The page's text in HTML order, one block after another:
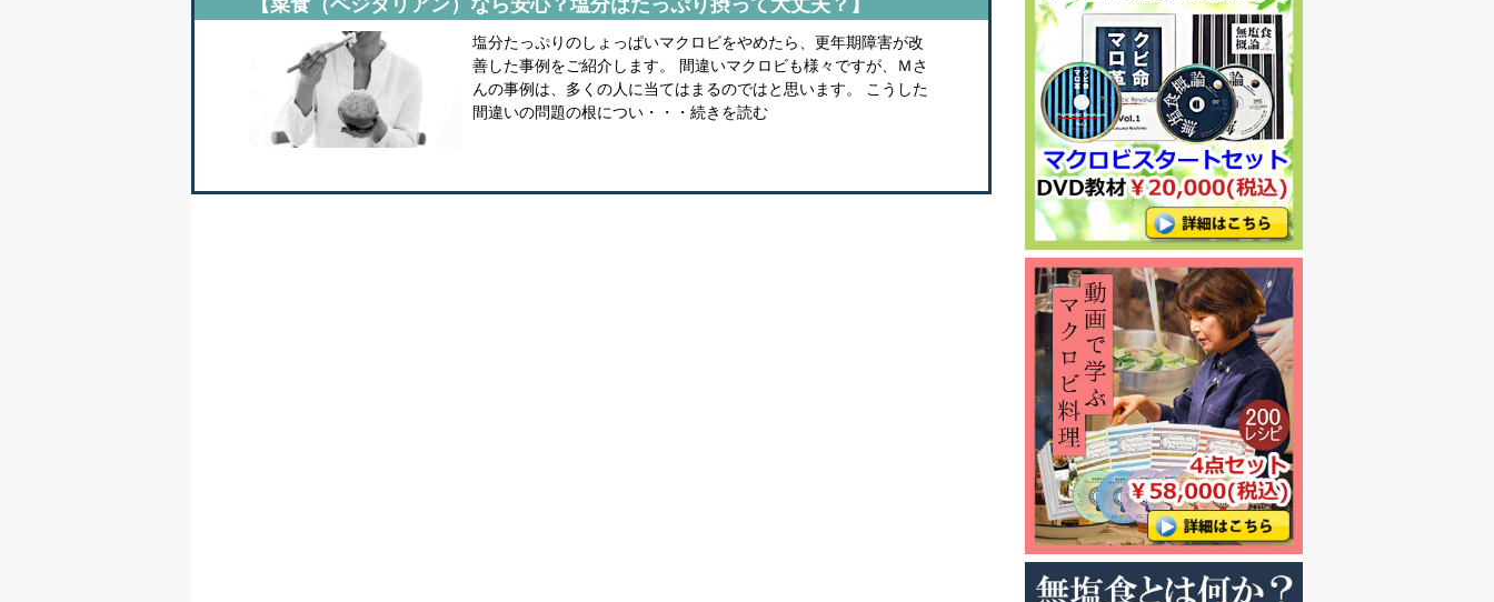
【菜食（ベジタリアン）なら安心？塩分はたっぷり摂って大丈夫？】
塩分たっぷりのしょっぱいマクロビをやめたら、更年期障害が改
善した事例をご紹介します。 間違いマクロビも様々ですが、Ｍさ
んの事例は、多くの人に当てはまるのではと思います。 こうした
間違いの問題の根につい・・・続きを読む